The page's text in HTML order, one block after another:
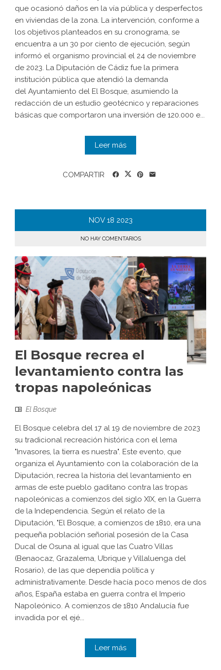
que ocasionó daños en la vía pública y desperfectos
en viviendas de la zona. La intervención, conforme a
los objetivos planteados en su cronograma, se
encuentra a un 30 por ciento de ejecución, según
informó el organismo provincial el 24 de noviembre
de 2023. La Diputación de Cádiz fue la primera
institución pública que atendió la demanda
del Ayuntamiento del El Bosque, asumiendo la
redacción de un estudio geotécnico y reparaciones
básicas que comportaron una inversión de 120.000 e...
Leer más
COMPARTIR
NOV 18 2023
NO HAY COMENTARIOS
El Bosque recrea el
levantamiento contra las
tropas napoleónicas
El Bosque
El Bosque celebra del 17 al 19 de noviembre de 2023
su tradicional recreación histórica con el lema
"Invasores, la tierra es nuestra". Este evento, que
organiza el Ayuntamiento con la colaboración de la
Diputación, recrea la historia del levantamiento en
armas de este pueblo gaditano contra las tropas
napoleónicas a comienzos del siglo XIX, en la Guerra
de la Independencia. Según el relato de la
Diputación, "El Bosque, a comienzos de 1810, era una
pequeña población señorial posesión de la Casa
Ducal de Osuna al igual que las Cuatro Villas
(Benaocaz, Grazalema, Ubrique y Villaluenga del
Rosario), de las que dependía política y
administrativamente. Desde hacía poco menos de dos
años, España estaba en guerra contra el Imperio
Napoleónico. A comienzos de 1810 Andalucía fue
invadida por el ejé...
Leer más